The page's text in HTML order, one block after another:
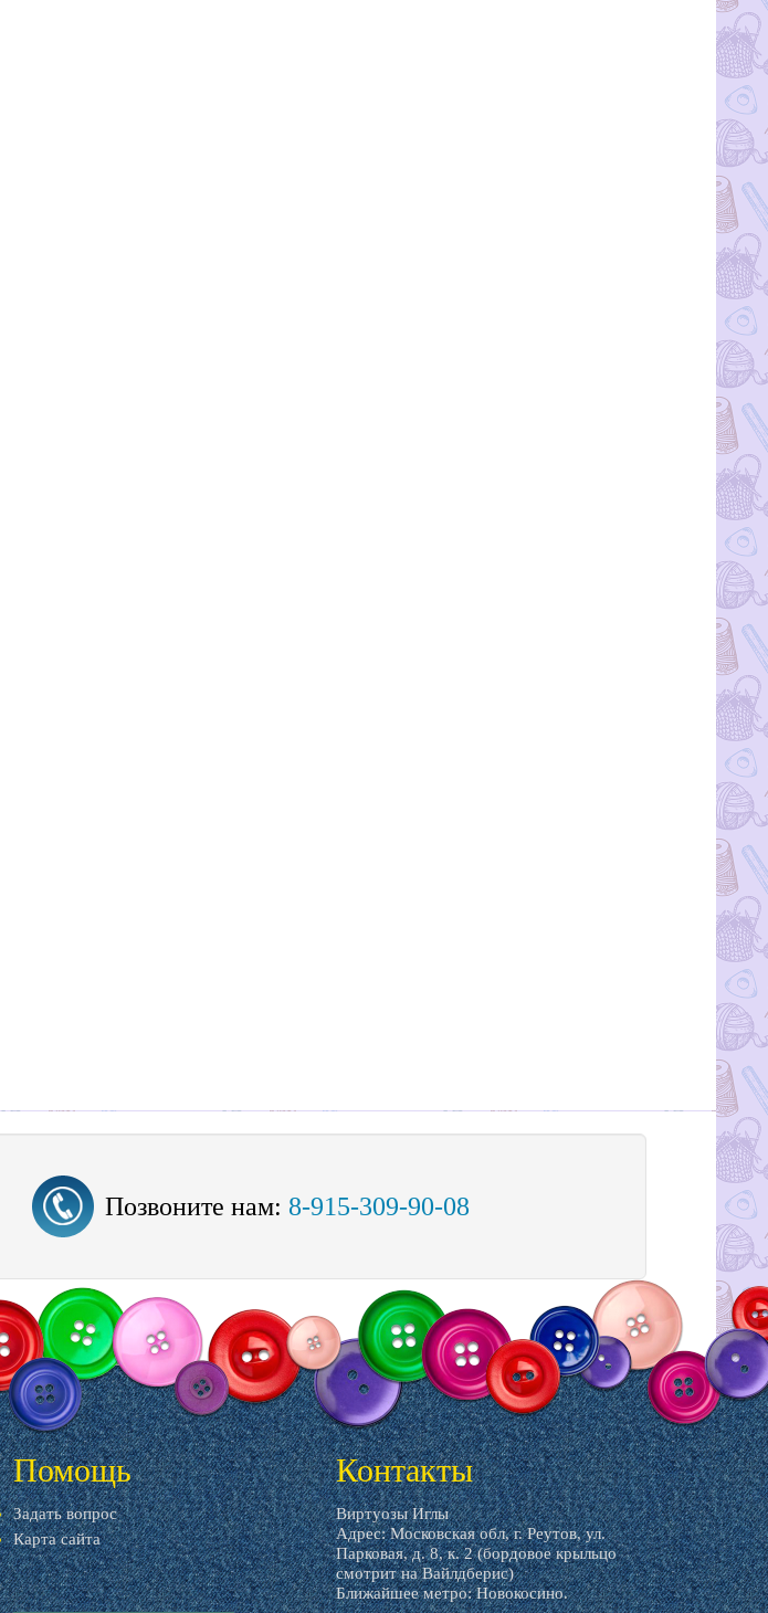
Позвоните нам: 8-915-309-90-08
Помощь
Задать вопрос
Карта сайта
Контакты
Виртуозы Иглы
Адрес: Московская обл, г. Реутов, ул.
Парковая, д. 8, к. 2 (бордовое крыльцо
смотрит на Вайлдберис)
Ближайшее метро: Новокосино.